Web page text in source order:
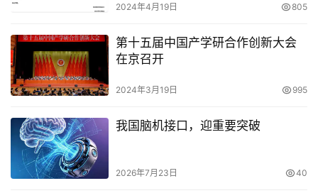
2024年4月19日 805
第十五届中国产学研合作创新大会
在京召开
2024年3月19日 995
我国脑机接口，迎重要突破
2026年7月23日 40